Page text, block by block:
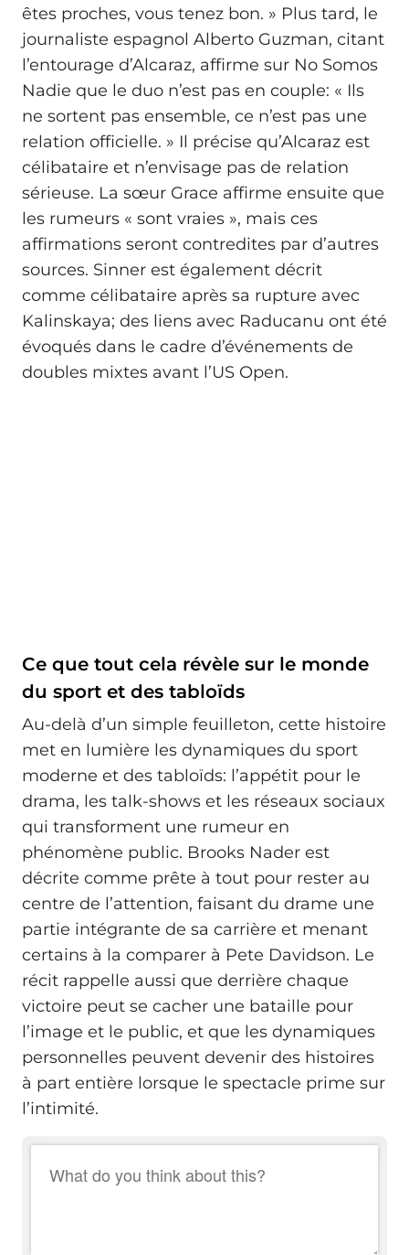
êtes proches, vous tenez bon. » Plus tard, le
journaliste espagnol Alberto Guzman, citant
l’entourage d’Alcaraz, affirme sur No Somos
Nadie que le duo n’est pas en couple: « Ils
ne sortent pas ensemble, ce n’est pas une
relation officielle. » Il précise qu’Alcaraz est
célibataire et n’envisage pas de relation
sérieuse. La sœur Grace affirme ensuite que
les rumeurs « sont vraies », mais ces
affirmations seront contredites par d’autres
sources. Sinner est également décrit
comme célibataire après sa rupture avec
Kalinskaya; des liens avec Raducanu ont été
évoqués dans le cadre d’événements de
doubles mixtes avant l’US Open.
Ce que tout cela révèle sur le monde
du sport et des tabloïds
Au-delà d’un simple feuilleton, cette histoire
met en lumière les dynamiques du sport
moderne et des tabloïds: l’appétit pour le
drama, les talk-shows et les réseaux sociaux
qui transforment une rumeur en
phénomène public. Brooks Nader est
décrite comme prête à tout pour rester au
centre de l’attention, faisant du drame une
partie intégrante de sa carrière et menant
certains à la comparer à Pete Davidson. Le
récit rappelle aussi que derrière chaque
victoire peut se cacher une bataille pour
l’image et le public, et que les dynamiques
personnelles peuvent devenir des histoires
à part entière lorsque le spectacle prime sur
l’intimité.